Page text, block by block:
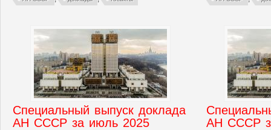
Cпециальный выпуск доклада
АН СССР за июль 2025
АН СССР